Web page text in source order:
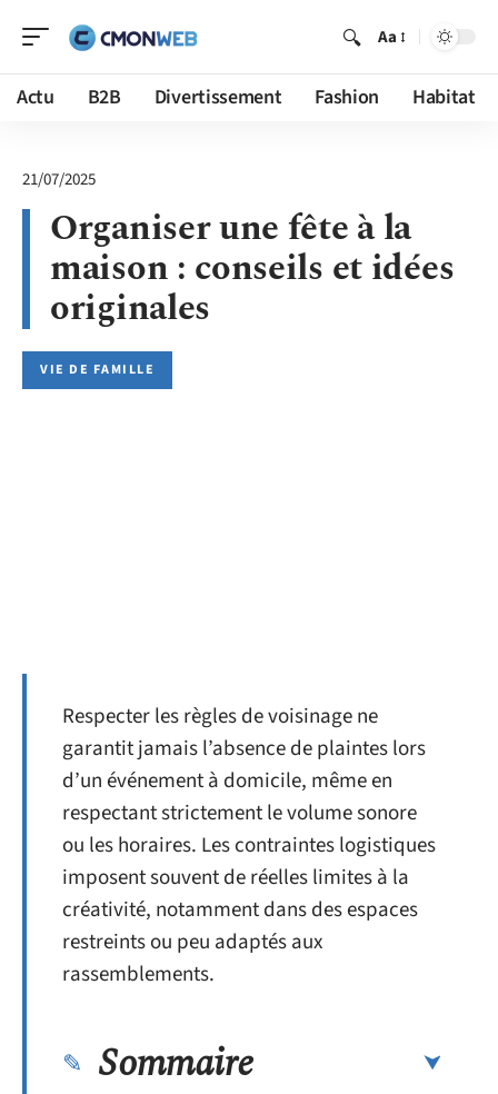
Aa
Actu B2B Divertissement Fashion Habitat
21/07/2025
Organiser une fête à la
maison : conseils et idées
originales
VIE DE FAMILLE
Respecter les règles de voisinage ne
garantit jamais l’absence de plaintes lors
d’un événement à domicile, même en
respectant strictement le volume sonore
ou les horaires. Les contraintes logistiques
imposent souvent de réelles limites à la
créativité, notamment dans des espaces
restreints ou peu adaptés aux
rassemblements.
Sommaire